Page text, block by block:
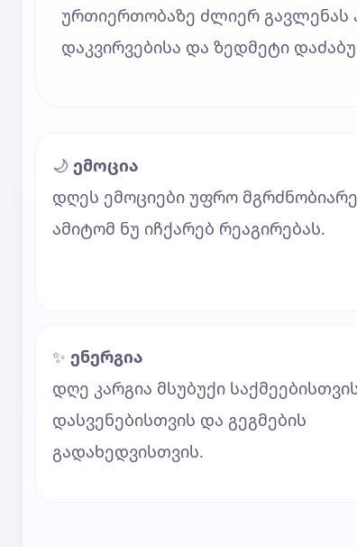
ურთიერთობაზე ძლიერ გავლენას
დაკვირვებისა და ზედმეტი
🌙 ემოცია
დღეს ემოციები უფრო
ამიტომ ნუ იჩქარებ რეაგირებას.
✨ ენერგია
დღე კარგია მსუბუქი
დასვენებისთვის და გეგმების
გადახედვისთვის.